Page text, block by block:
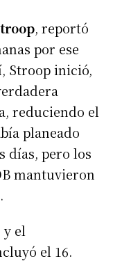
, reportó
por ese
Stroop inició,
reduciendo el
planeado
días, pero los
mantuvieron
el
el 16.